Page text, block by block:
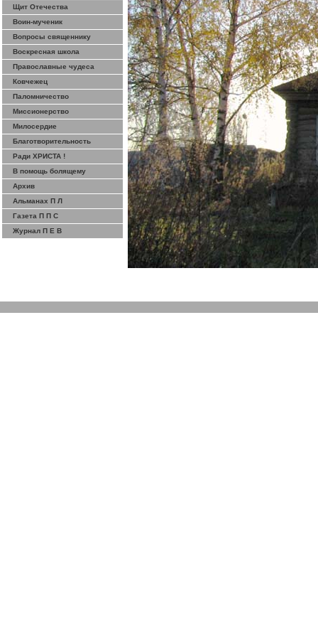
Щит Отечества
Воин-мученик
Вопросы священнику
Воскресная школа
Православные чудеса
Ковчежец
Паломничество
Миссионерство
Милосердие
Благотворительность
Ради ХРИСТА !
В помощь болящему
Архив
Альманах П Л
Газета П П С
Журнал П Е В